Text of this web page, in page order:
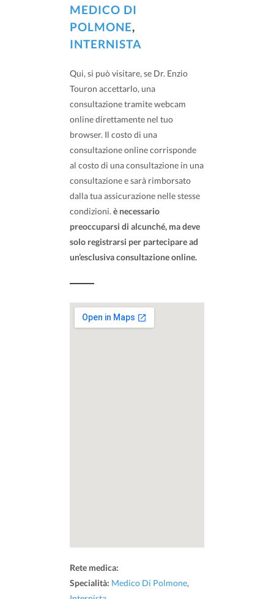
MEDICO DI
POLMONE,
INTERNISTA
Qui, si può visitare, se Dr. Enzio
Touron accettarlo, una
consultazione tramite webcam
online direttamente nel tuo
browser. Il costo di una
consultazione online corrisponde
al costo di una consultazione in una
consultazione e sarà rimborsato
dalla tua assicurazione nelle stesse
condizioni. è necessario
preoccuparsi di alcunché, ma deve
solo registrarsi per partecipare ad
un’esclusiva consultazione online.
Rete medica:
Specialità: Medico Di Polmone,